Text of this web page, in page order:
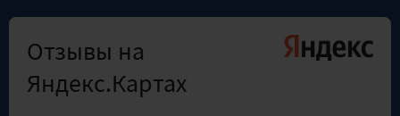
Отзывы на
Яндекс.Картах